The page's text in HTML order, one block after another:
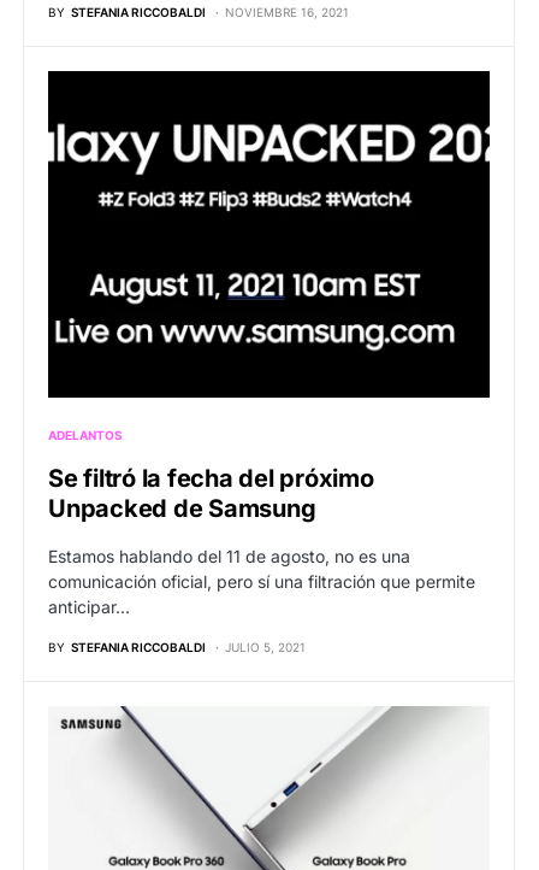
BY STEFANIA RICCOBALDI NOVIEMBRE 16, 2021
ADELANTOS
Se filtró la fecha del próximo
Unpacked de Samsung
Estamos hablando del 11 de agosto, no es una
comunicación oficial, pero sí una filtración que permite
anticipar…
BY STEFANIA RICCOBALDI JULIO 5, 2021